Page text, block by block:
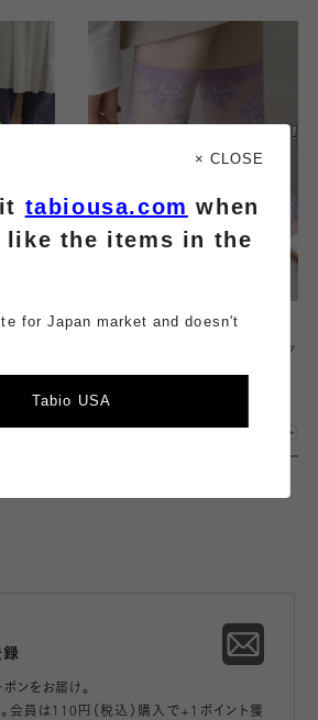
ギンス
2026.08.08
【透け感がかわいい！】チュールソッ
クス特集🌼
録
ンをお届け。
会員は110円（税込）購入で+1ポイント獲
× CLOSE
tabiousa.com when
like the items in the
for Japan market and doesn't
Tabio USA